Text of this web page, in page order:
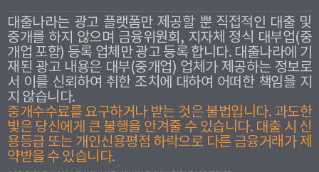
대출나라는 광고 플랫폼만 제공할 뿐 직접적인 대출 및
중개를 하지 않으며 금융위원회, 지자체 정식 대부업(중
개업 포함) 등록 업체만 광고 등록 합니다. 대출나라에 기
재된 광고 내용은 대부(중개업) 업체가 제공하는 정보로
서 이를 신뢰하여 취한 조치에 대하여 어떠한 책임을 지
지 않습니다.
중개수수료를 요구하거나 받는 것은 불법입니다. 과도한
빛은 당신에게 큰 불행을 안겨줄 수 있습니다. 대출 시 신
용등급 또는 개인신용평점 하락으로 다른 금융거래가 제
약받을 수 있습니다.